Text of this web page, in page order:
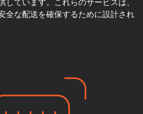
全な配送を確保するために設計され